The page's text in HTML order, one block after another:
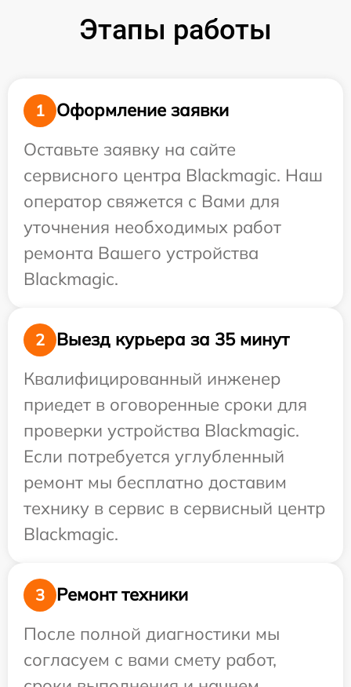
Этапы работы
1
Оформление заявки
Оставьте заявку на сайте
сервисного центра Blackmagic. Наш
оператор свяжется с Вами для
уточнения необходимых работ
ремонта Вашего устройства
Blackmagic.
2
Выезд курьера за 35 минут
Квалифицированный инженер
приедет в оговоренные сроки для
проверки устройства Blackmagic.
Если потребуется углубленный
ремонт мы бесплатно доставим
технику в сервис в сервисный центр
Blackmagic.
3
Ремонт техники
После полной диагностики мы
согласуем с вами смету работ,